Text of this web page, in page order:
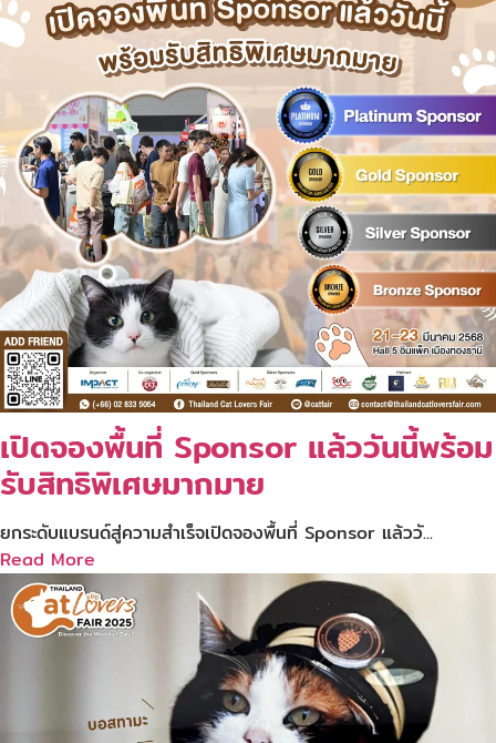
เปิดจองพื้นที่ Sponsor แล้ววันนี้พร้อม
รับสิทธิพิเศษมากมาย
ยกระดับแบรนด์สู่ความสำเร็จเปิดจองพื้นที่ Sponsor แล้ววั...
Read More